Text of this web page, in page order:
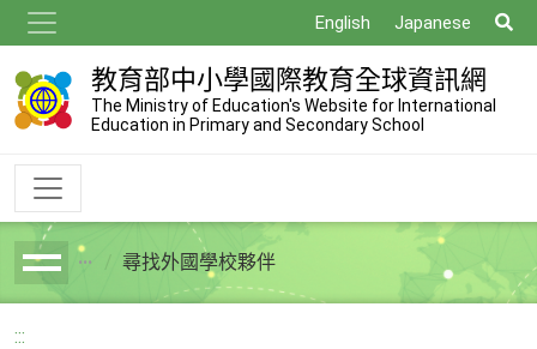
到
主
要
內
English Japanese
尋
教育部中小學國際教育全球資訊網
The Ministry of Education's Website for International
Education in Primary and Secondary School
breadcrumb尋找外國學校夥伴
:::